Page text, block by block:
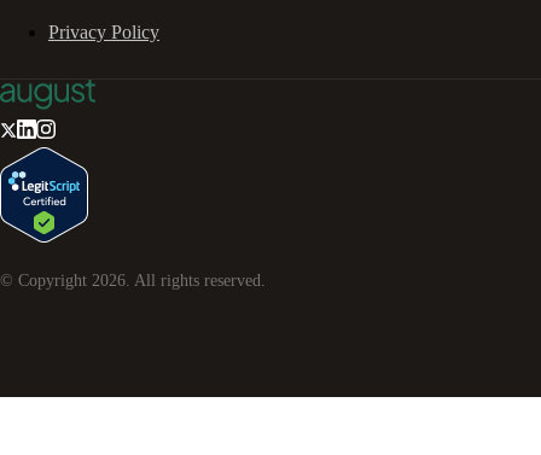
Privacy Policy
© Copyright 2026 . All rights reserved.